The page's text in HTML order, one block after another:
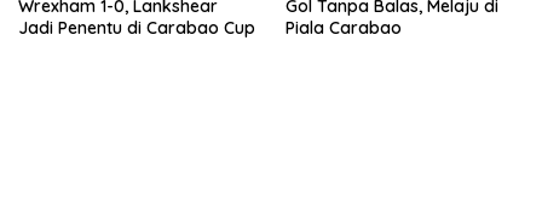
Wrexham 1-0, Lankshear
Jadi Penentu di Carabao Cup
Gol Tanpa Balas, Melaju di
Piala Carabao